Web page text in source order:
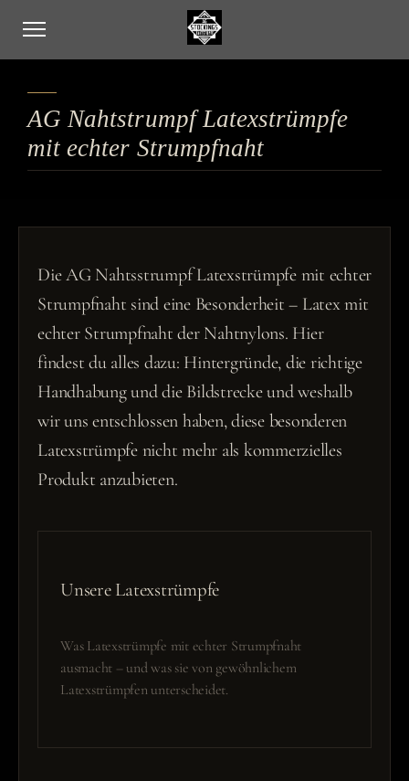
AG Nahtstrumpf Latexstrümpfe
mit echter Strumpfnaht
Die AG Nahtsstrumpf Latexstrümpfe mit echter
Strumpfnaht sind eine Besonderheit – Latex mit
echter Strumpfnaht der Nahtnylons. Hier
findest du alles dazu: Hintergründe, die richtige
Handhabung und die Bildstrecke und weshalb
wir uns entschlossen haben, diese besonderen
Latexstrümpfe nicht mehr als kommerzielles
Produkt anzubieten.
Unsere Latexstrümpfe
Was Latexstrümpfe mit echter Strumpfnaht
ausmacht – und was sie von gewöhnlichem
Latexstrümpfen unterscheidet.